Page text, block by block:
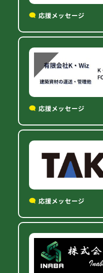
応援メッセージ
応援メッセージ
応援メッセージ